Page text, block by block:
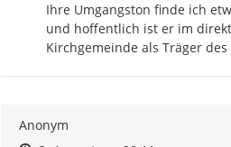
Ihre Umgangston finde ich
und hoffentlich ist er im
Kirchgemeinde als Träger
Anonym